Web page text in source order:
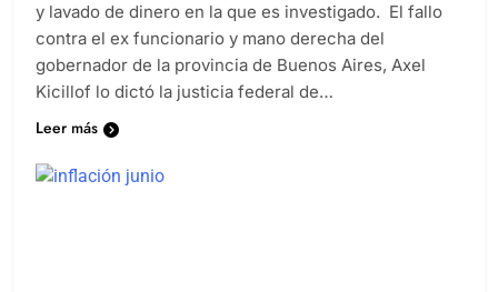
y lavado de dinero en la que es investigado. El fallo
contra el ex funcionario y mano derecha del
gobernador de la provincia de Buenos Aires, Axel
Kicillof lo dictó la justicia federal de…
Leer más